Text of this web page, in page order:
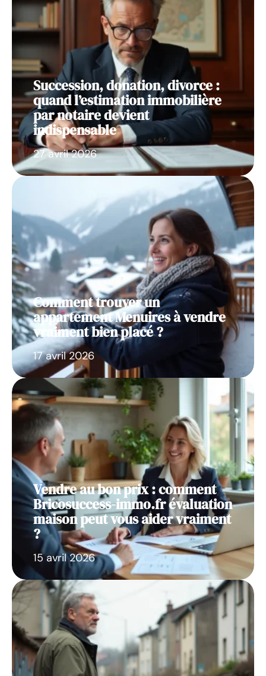
Succession, donation, divorce :
quand l’estimation immobilière
par notaire devient
indispensable
27 avril 2026
Comment trouver un
appartement Menuires à vendre
vraiment bien placé ?
17 avril 2026
Vendre au bon prix : comment
Bricosuccess-immo.fr évaluation
maison peut vous aider vraiment
?
15 avril 2026